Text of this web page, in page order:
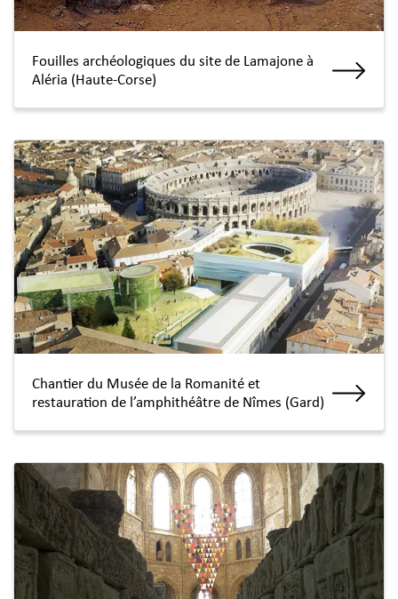
Fouilles archéologiques du site de Lamajone à
Aléria (Haute-Corse)
Chantier du Musée de la Romanité et
restauration de l’amphithéâtre de Nîmes (Gard)